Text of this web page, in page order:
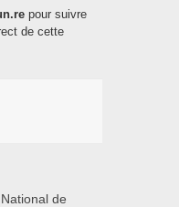
pour suivre
de cette
de